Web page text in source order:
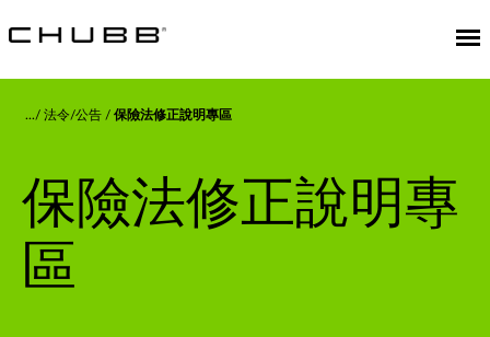
法令/公告 保險法修正說明專區
保險法修正說明專
區